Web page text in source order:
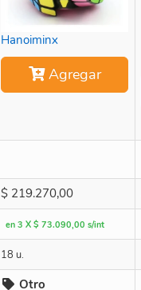
Hanoiminx
Agregar
$ 219.270,00
en 3 X $ 73.090,00 s/int
18 u.
Otro